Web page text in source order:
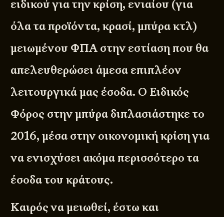
ειδικού για την κρίση, ενιαίου (για
όλα τα προϊόντα, κρασί, μπύρα κτλ)
μειωμένου ΦΠΑ στην εστίαση που θα
απελευθερώσει άμεσα επιπλέον
λειτουργικά μας έσοδα. Ο Ειδικός
Φόρος στην μπύρα διπλασιάστηκε το
2016, μέσα στην οικονομική κρίση για
να ενισχύσει ακόμα περισσότερο τα
έσοδα του κράτους.
Καιρός να μειωθεί, έστω και